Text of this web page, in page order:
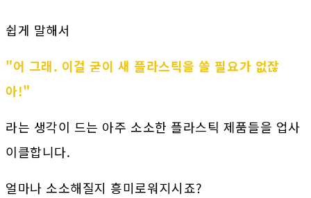
쉽게 말해서
"어 그래. 이걸 굳이 새 플라스틱을 쓸 필요가 없잖
아!"
라는 생각이 드는 아주 소소한 플라스틱 제품들을 업사
이클합니다.
얼마나 소소해질지 흥미로워지시죠?